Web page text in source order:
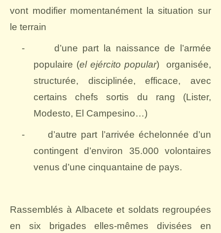
vont modifier momentanément la situation sur
le terrain
-
d’une part la naissance de l’armée
populaire (el ejército popular)
organisée,
structurée, disciplinée, efficace, avec
certains chefs sortis du rang (Lister,
Modesto, El Campesino…)
-
d’autre part l’arrivée échelonnée d’un
contingent d’environ 35.000 volontaires
venus d’une cinquantaine de pays.
Rassemblés à Albacete et soldats regroupées
en six brigades elles-mêmes divisées en